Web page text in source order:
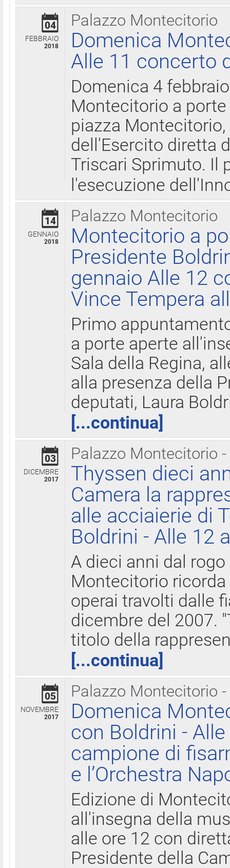
Palazzo Montecitorio
04
FEBBRAIO
2018
Domenica
Alle 11 concerto
Domenica 4
Montecitorio a
piazza
dell'Esercito diretta
Triscari Sprimuto. Il
l'esecuzione
Palazzo Montecitorio
14
GENNAIO
2018
Montecitorio a
Presidente
gennaio Alle 12
Vince Tempera
Primo
a porte aperte
Sala della Regina,
alla presenza della
deputati, Laura
[...continua]
Palazzo Montecitorio
03
DICEMBRE
2017
Thyssen dieci
Camera la
alle acciaierie di
Boldrini - Alle 12
A dieci anni dal
Montecitorio
operai travolti dalle
dicembre del 2007.
titolo della
[...continua]
Palazzo Montecitorio
05
NOVEMBRE
2017
Domenica
con Boldrini -
campione di
e l’Orchestra
Edizione di
all'insegna della
alle ore 12 con
Presidente della